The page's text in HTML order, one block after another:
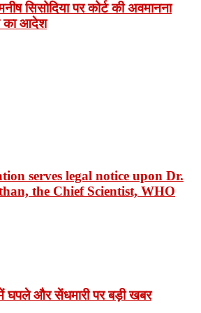
सिसोदिया पर कोर्ट की अवमानना
का आदेश
serves legal notice upon Dr.
the Chief Scientist, WHO
घपले और सेंधमारी पर बड़ी खबर